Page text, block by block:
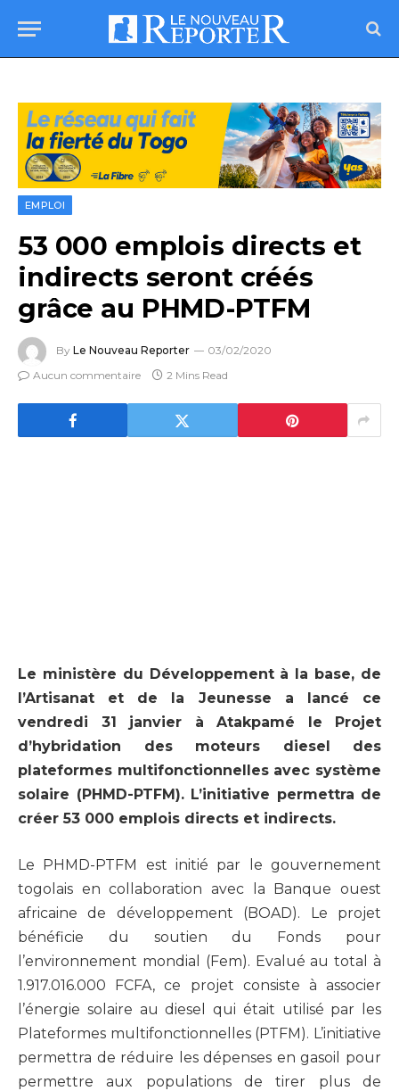
EMPLOI
53 000 emplois directs et
indirects seront créés
grâce au PHMD-PTFM
By Le Nouveau Reporter
03/02/2020
Aucun commentaire
2 Mins Read
Le ministère du Développement à la base, de
l’Artisanat et de la Jeunesse a lancé ce
vendredi 31 janvier à Atakpamé le Projet
d’hybridation des moteurs diesel des
plateformes multifonctionnelles avec système
solaire (PHMD-PTFM). L’initiative permettra de
créer 53 000 emplois directs et indirects.
Le PHMD-PTFM est initié par le gouvernement
togolais en collaboration avec la Banque ouest
africaine de développement (BOAD). Le projet
bénéficie du soutien du Fonds pour
l’environnement mondial (Fem). Evalué au total à
1.917.016.000 FCFA, ce projet consiste à associer
l’énergie solaire au diesel qui était utilisé par les
Plateformes multifonctionnelles (PTFM). L’initiative
permettra de réduire les dépenses en gasoil pour
permettre aux populations de tirer plus de